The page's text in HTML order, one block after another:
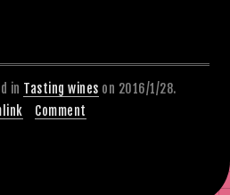
in Tasting wines on 2016/1/28.
Comment